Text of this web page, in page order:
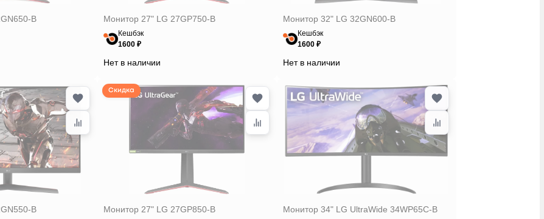
B Монитор 27" LG 27GP750-B
Кешбэк
1600 ₽
Нет в наличии
Монитор 32" LG 32GN600-B
Кешбэк
1600 ₽
Нет в наличии
B
Скидка
Монитор 27" LG 27GP850-B Монитор 34" LG UltraWide 34WP65C-B